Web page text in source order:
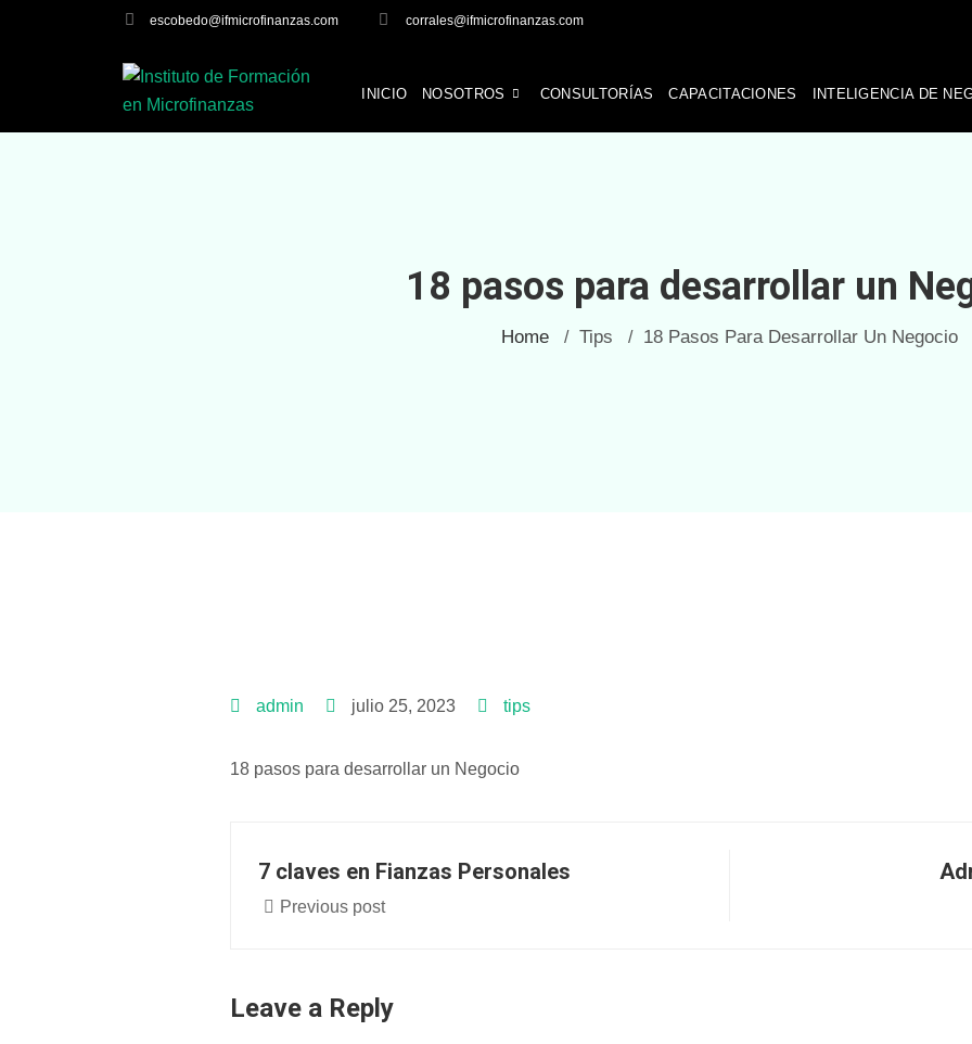
escobedo@ifmicrofinanzas.com corrales@ifmicrofinanzas.com
INICIO NOSOTROS CONSULTORÍAS CAPACITACIONES INTELIGENCIA DE
18 pasos para desarrollar un
Home / Tips / 18 Pasos Para Desarrollar Un Negocio
admin julio 25, 2023 tips
18 pasos para desarrollar un Negocio
7 claves en Fianzas Personales
Previous post
Leave a Reply